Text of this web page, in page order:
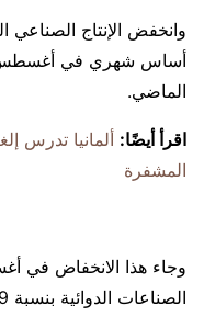
الماضي.
اقرأ أيضًا: ألمانيا تدرس
المشفرة
وجاء هذا الانخفاض في